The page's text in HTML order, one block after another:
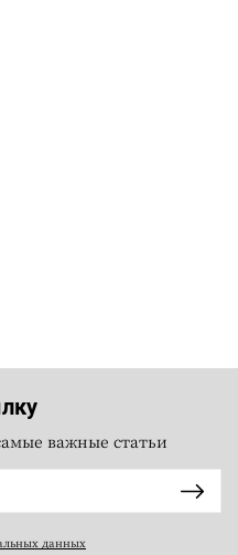
важные статьи
данных